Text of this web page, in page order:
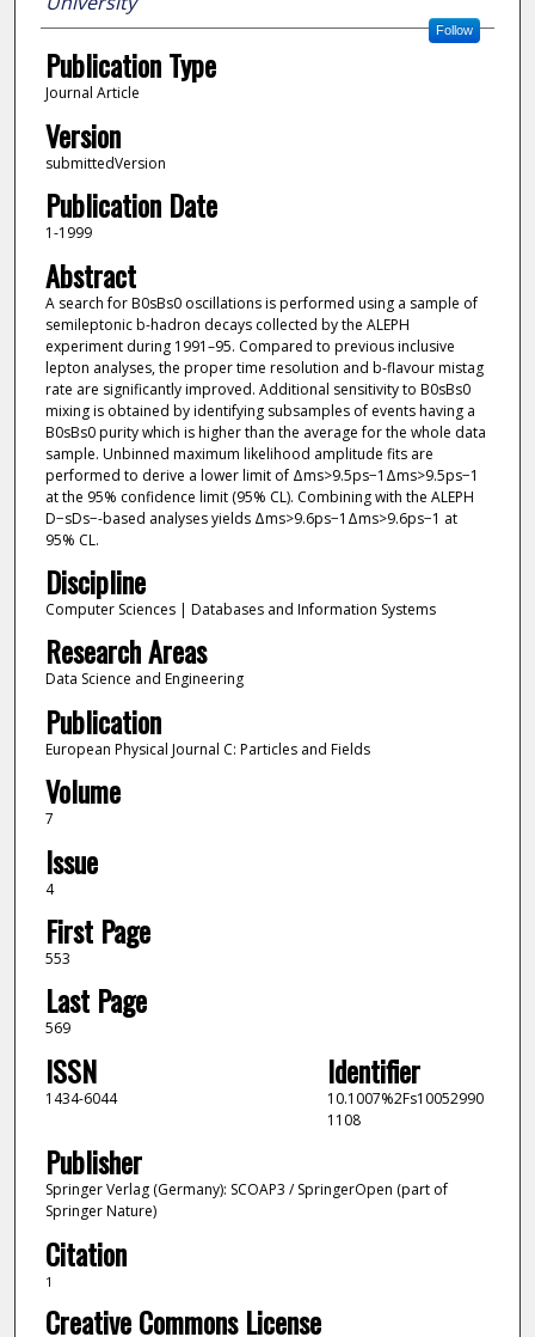
Follow
Publication Type
Journal Article
Version
submittedVersion
Publication Date
1-1999
Abstract
A search for B0sBs0 oscillations is performed using a sample of
semileptonic b-hadron decays collected by the ALEPH
experiment during 1991–95. Compared to previous inclusive
lepton analyses, the proper time resolution and b-flavour mistag
rate are significantly improved. Additional sensitivity to B0sBs0
mixing is obtained by identifying subsamples of events having a
B0sBs0 purity which is higher than the average for the whole data
sample. Unbinned maximum likelihood amplitude fits are
performed to derive a lower limit of Δms>9.5ps−1Δms>9.5ps−1
at the 95% confidence limit (95% CL). Combining with the ALEPH
D−sDs−-based analyses yields Δms>9.6ps−1Δms>9.6ps−1 at
95% CL.
Discipline
Computer Sciences | Databases and Information Systems
Research Areas
Data Science and Engineering
Publication
European Physical Journal C: Particles and Fields
Volume
7
Issue
4
First Page
553
Last Page
569
ISSN
1434-6044
Identifier
10.1007%2Fs10052990
1108
Publisher
Springer Verlag (Germany): SCOAP3 / SpringerOpen (part of
Springer Nature)
Citation
1
Creative Commons License